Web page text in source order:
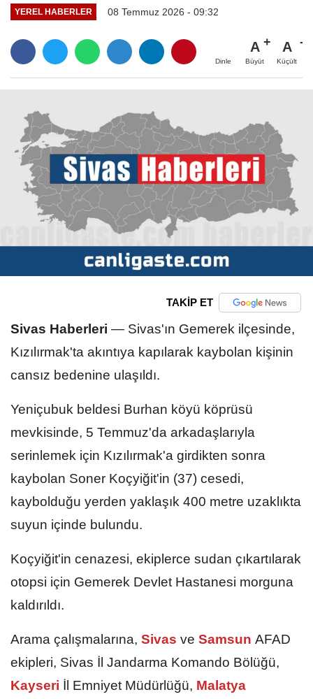
YEREL HABERLER 08 Temmuz 2026 - 09:32
Dinle
A
Büyüt
A
Küçült
TAKİP ET
Sivas Haberleri — Sivas'ın Gemerek ilçesinde,
Kızılırmak'ta akıntıya kapılarak kaybolan kişinin
cansız bedenine ulaşıldı.
Yeniçubuk beldesi Burhan köyü köprüsü
mevkisinde, 5 Temmuz'da arkadaşlarıyla
serinlemek için Kızılırmak'a girdikten sonra
kaybolan Soner Koçyiğit'in (37) cesedi,
kaybolduğu yerden yaklaşık 400 metre uzaklıkta
suyun içinde bulundu.
Koçyiğit'in cenazesi, ekiplerce sudan çıkartılarak
otopsi için Gemerek Devlet Hastanesi morguna
kaldırıldı.
Arama çalışmalarına, Sivas ve Samsun AFAD
ekipleri, Sivas İl Jandarma Komando Bölüğü,
Kayseri İl Emniyet Müdürlüğü, Malatya